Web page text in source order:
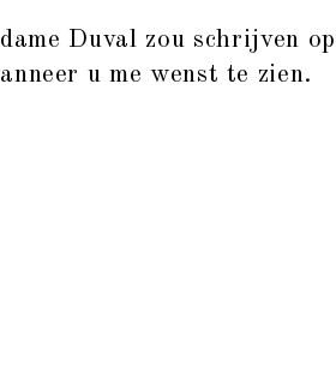
Duval zou schrijven op
u me wenst te zien.